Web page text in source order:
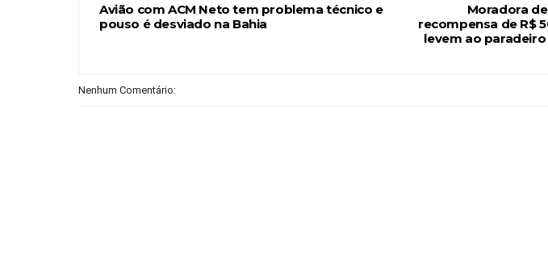
Moradora
recompensa de R$
levem ao
Avião com ACM Neto tem problema técnico e
pouso é desviado na Bahia
Nenhum Comentário: